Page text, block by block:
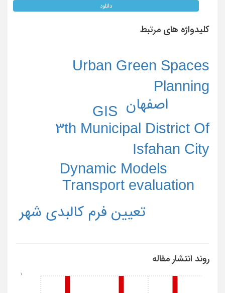
دانلود
کلیدواژه های مرتبط
3th Municipal District Of
Isfahan City
Dynamic Models
GIS
Transport evaluation
Urban Green Spaces
Planning
اصفهان
تعیین فرم کالبدی شهر
روند انتشار مقاله
1